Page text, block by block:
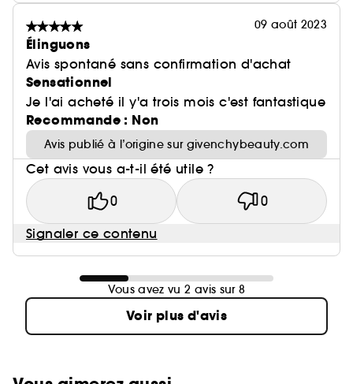
09 août 2023
Élinguons
Avis spontané sans confirmation d'achat
Sensationnel
Je l'ai acheté il y'a trois mois c'est fantastique
Recommande : Non
Avis publié à l’origine sur givenchybeauty.com
Cet avis vous a-t-il été utile ?
0 0
Signaler ce contenu
Vous avez vu 2 avis sur 8
Voir plus d'avis